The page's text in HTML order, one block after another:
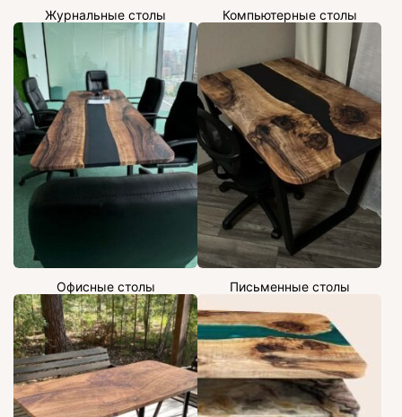
Журнальные столы Компьютерные столы
Офисные столы Письменные столы